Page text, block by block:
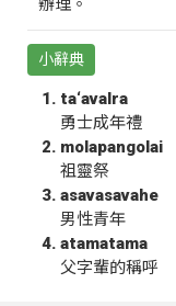
辦理。
小辭典
ta‘avalra
勇士成年禮
molapangolai
祖靈祭
asavasavahe
男性青年
atamatama
父字輩的稱呼